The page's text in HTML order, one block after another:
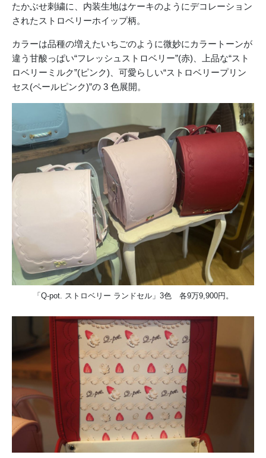
たかぶせ刺繍に、内装生地はケーキのようにデコレーション
されたストロベリーホイップ柄。
カラーは品種の増えたいちごのように微妙にカラートーンが
違う甘酸っぱい“フレッシュストロベリー”(赤)、上品な“スト
ロベリーミルク”(ピンク)、可愛らしい“ストロベリープリン
セス(ペールピンク)”の 3 色展開。
「Q-pot. ストロベリー ランドセル」3色 各9万9,900円。